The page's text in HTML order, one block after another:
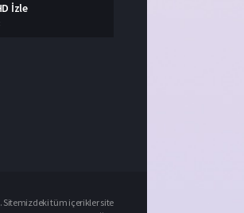
İzle
Sitemizdeki tüm içerikler site